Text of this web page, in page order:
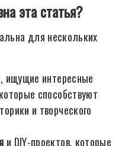
эта статья?
для нескольких
, ищущие интересные
способствуют
и творческого
и DIY-проектов, которые